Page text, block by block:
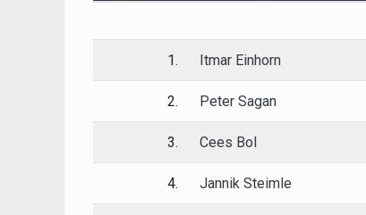
1. Itmar Einhorn
2. Peter Sagan
3. Cees Bol
4. Jannik Steimle